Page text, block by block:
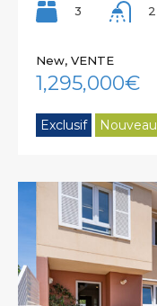
3
2
New, VENTE
1,295,000€
Exclusif Nouveau